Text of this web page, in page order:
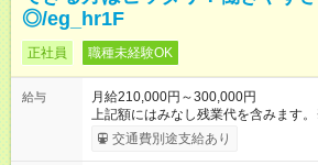
◎/eg_hr1F
正社員 職種未経験OK
給与
月給210,000円～300,000円
上記額にはみなし残業代を含みます
ます。 みなし残業代 14,616円／月
※能力やスキルを考慮の上、当社規程に
交通費別途支給あり